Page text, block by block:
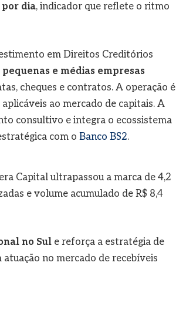
por dia, indicador que reflete o ritmo
em Direitos Creditórios
e médias empresas
cheques e contratos. A operação é
ao mercado de capitais. A
consultivo e integra o ecossistema
com o Banco BS2.
Capital ultrapassou a marca de 4,2
e volume acumulado de R$ 8,4
no Sule reforça a estratégia de
no mercado de recebíveis